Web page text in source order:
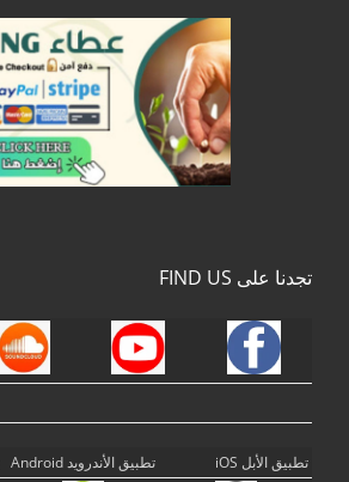
تجدنا على FIND US
تطبيق الأبل iOS تطبيق الأندرويد Android